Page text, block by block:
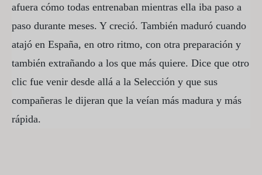
afuera cómo todas entrenaban mientras ella iba paso a
paso durante meses. Y creció. También maduró cuando
atajó en España, en otro ritmo, con otra preparación y
también extrañando a los que más quiere. Dice que otro
clic fue venir desde allá a la Selección y que sus
compañeras le dijeran que la veían más madura y más
rápida.